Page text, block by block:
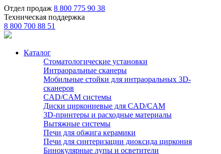
Отдел продаж 8 800 775 90 38
Техническая поддержка
8 800 700 88 51
Каталог
Стоматологические установки
Интраоральные сканеры
Мобильные стойки для интраоральных 3D-
сканеров
CAD/CAM системы
Диски циркониевые для CAD/CAM
3D-принтеры и расходные материалы
Вытяжные системы
Печи для обжига керамики
Печи для синтеризации диоксида циркония
Бинокулярные лупы и осветители